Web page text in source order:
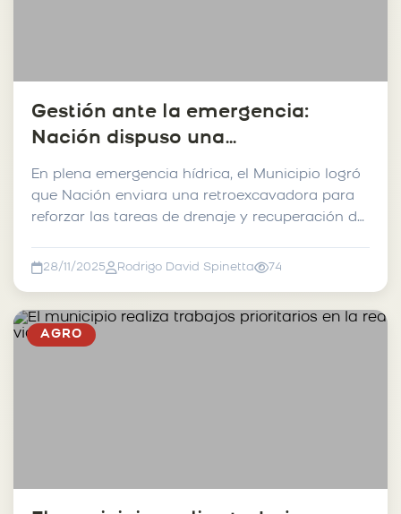
Gestión ante la emergencia:
Nación dispuso una
retroexcavadora para los trabajos
hídricos en 25 de mayo.
En plena emergencia hídrica, el Municipio logró
que Nación enviara una retroexcavadora para
reforzar las tareas de drenaje y recuperación de
28/11/2025 Rodrigo David Spinetta 74
AGRO